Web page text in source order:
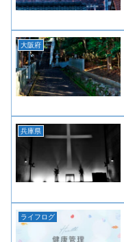
大阪府
兵庫県
ライフログ